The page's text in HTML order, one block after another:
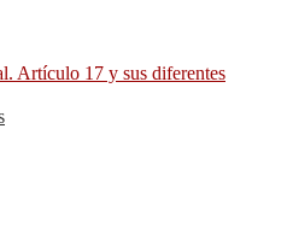
Artículo 17 y sus diferentes